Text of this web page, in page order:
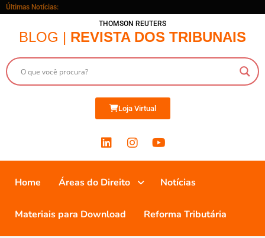
Últimas Notícias:
THOMSON REUTERS
BLOG | REVISTA DOS TRIBUNAIS
Loja Virtual
Home Áreas do Direito Notícias
Materiais para Download Reforma Tributária